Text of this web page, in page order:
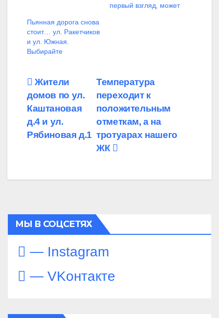
первый взгляд, может
Пьянная дорога снова
стоит… ул. Ракетчиков
и ул. Южная.
️Выбирайте
Навигация
по
записям
Температура
переходит к
положительным
отметкам, а на
тротуарах нашего
ЖК
Жители
домов по ул.
Каштановая
д.4 и ул.
Рябиновая д.1
МЫ В СОЦСЕТЯХ
— Instagram
— VKонтакте